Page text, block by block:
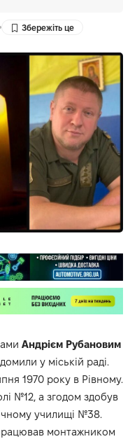
Андрієм Рубановим
у міській раді.
1970 року в Рівному.
№12, а згодом здобув
училищі №38.
монтажником